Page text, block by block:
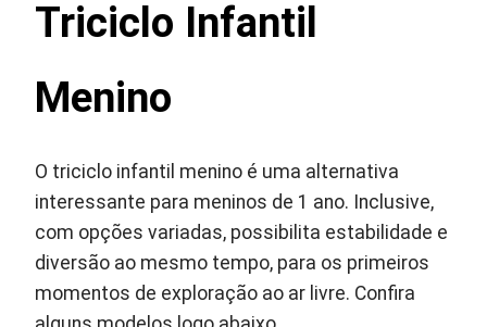
Triciclo Infantil
Menino
O triciclo infantil menino é uma alternativa
interessante para meninos de 1 ano. Inclusive,
com opções variadas, possibilita estabilidade e
diversão ao mesmo tempo, para os primeiros
momentos de exploração ao ar livre. Confira